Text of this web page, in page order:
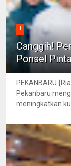
1
Canggih!
Ponsel
PEKANBARU
Pekanbaru
meningkatkan